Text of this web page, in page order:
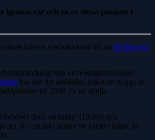
igenom var och en av dessa punkter i
säkert från en nischmarknad till att bli den nya
ritar om energilandskapet.
har satt det ambitiösa målet att bygga ut
till 2030 för att stödja
behöver dock omkring 410 000 nya
per år – en takt nästan tre gånger högre än